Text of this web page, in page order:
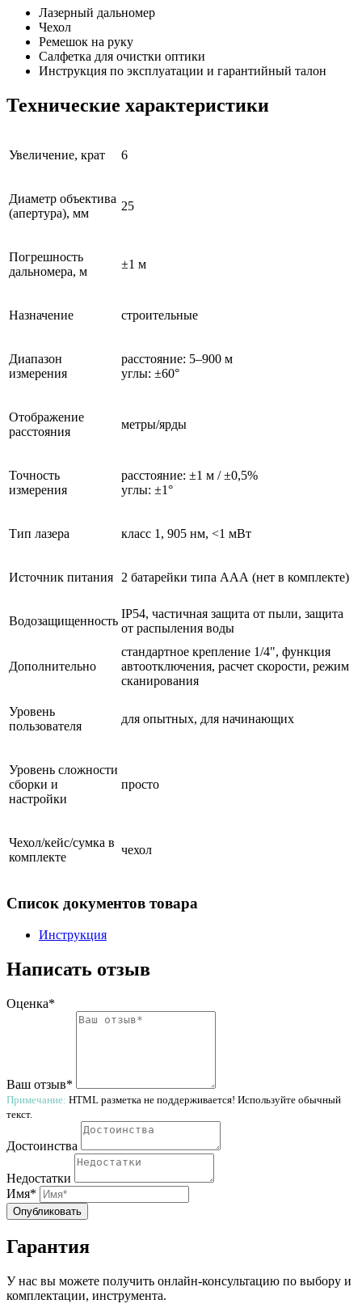
Лазерный дальномер
Чехол
Ремешок на руку
Салфетка для очистки оптики
Инструкция по эксплуатации и гарантийный талон
Технические характеристики
Увеличение, крат 6
Диаметр объектива
(апертура), мм
25
Погрешность
дальномера, м
±1 м
Назначение строительные
Диапазон
измерения
расстояние: 5–900 м
углы: ±60°
Отображение
расстояния
метры/ярды
Точность
измерения
расстояние: ±1 м / ±0,5%
углы: ±1°
Тип лазера класс 1, 905 нм, <1 мВт
Источник питания 2 батарейки типа ААА (нет в комплекте)
Водозащищенность
IP54, частичная защита от пыли, защита
от распыления воды
Дополнительно
стандартное крепление 1/4", функция
автоотключения, расчет скорости, режим
сканирования
Уровень
пользователя
для опытных, для начинающих
Уровень сложности
сборки и
настройки
просто
Чехол/кейс/сумка в
комплекте
чехол
Список документов товара
Инструкция
Написать отзыв
Оценка*
Ваш отзыв*
Примечание: HTML разметка не поддерживается! Используйте обычный
текст.
Достоинства
Недостатки
Имя*
Опубликовать
Гарантия
У нас вы можете получить онлайн-консультацию по выбору и
комплектации, инструмента.